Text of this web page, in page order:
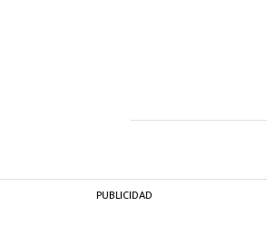
PUBLICIDAD